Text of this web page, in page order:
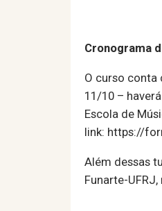
Cronograma
O curso conta
11/10 –
Escola de
link: https://
Além dessas
Funarte-